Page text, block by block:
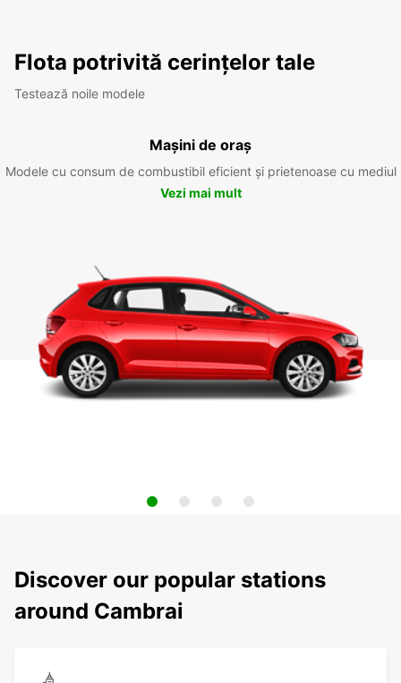
Flota potrivită cerințelor tale
Testează noile modele
Mașini de oraș
Modele cu consum de combustibil eficient și prietenoase cu mediul
Vezi mai mult
Discover our popular stations
around Cambrai